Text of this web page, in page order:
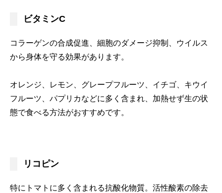
ビタミンC
コラーゲンの合成促進、細胞のダメージ抑制、ウイルス
から身体を守る効果があります。
オレンジ、レモン、グレープフルーツ、イチゴ、キウイ
フルーツ、パプリカなどに多く含まれ、加熱せず生の状
態で食べる方法がおすすめです。
リコピン
特にトマトに多く含まれる抗酸化物質。活性酸素の除去